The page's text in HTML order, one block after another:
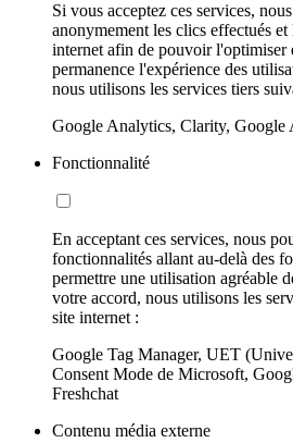
Si vous acceptez ces services,
anonymement les clics effectués
internet afin de pouvoir l'optimiser
permanence l'expérience des
nous utilisons les services tiers
Google Analytics, Clarity, Google
Fonctionnalité
En acceptant ces services, nous
fonctionnalités allant au-delà des
permettre une utilisation agréable
votre accord, nous utilisons les
site internet :
Google Tag Manager, UET
Consent Mode de Microsoft,
Freshchat
Contenu média externe